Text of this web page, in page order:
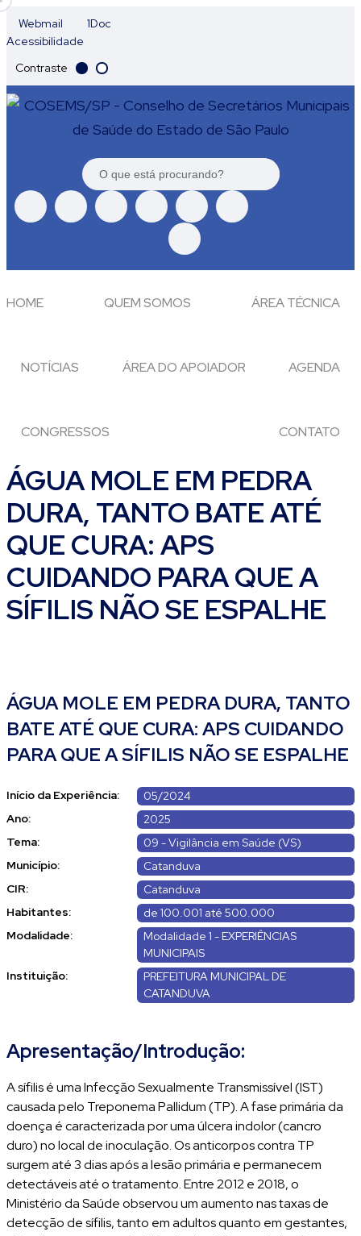
Webmail
1Doc
Acessibilidade
Contraste
HOME QUEM SOMOS ÁREA TÉCNICA
NOTÍCIAS ÁREA DO APOIADOR AGENDA
CONGRESSOS CONTATO
ÁGUA MOLE EM PEDRA
DURA, TANTO BATE ATÉ
QUE CURA: APS
CUIDANDO PARA QUE A
SÍFILIS NÃO SE ESPALHE
ÁGUA MOLE EM PEDRA DURA, TANTO
BATE ATÉ QUE CURA: APS CUIDANDO
PARA QUE A SÍFILIS NÃO SE ESPALHE
Início da Experiência:
05/2024
Ano:
2025
Tema:
09 - Vigilância em Saúde (VS)
Município:
Catanduva
CIR:
Catanduva
Habitantes:
de 100.001 até 500.000
Modalidade:
Modalidade 1 - EXPERIÊNCIAS
MUNICIPAIS
Instituição:
PREFEITURA MUNICIPAL DE
CATANDUVA
Apresentação/Introdução:
A sífilis é uma Infecção Sexualmente Transmissível (IST)
causada pelo Treponema Pallidum (TP). A fase primária da
doença é caracterizada por uma úlcera indolor (cancro
duro) no local de inoculação. Os anticorpos contra TP
surgem até 3 dias após a lesão primária e permanecem
detectáveis até o tratamento. Entre 2012 e 2018, o
Ministério da Saúde observou um aumento nas taxas de
detecção de sífilis, tanto em adultos quanto em gestantes,